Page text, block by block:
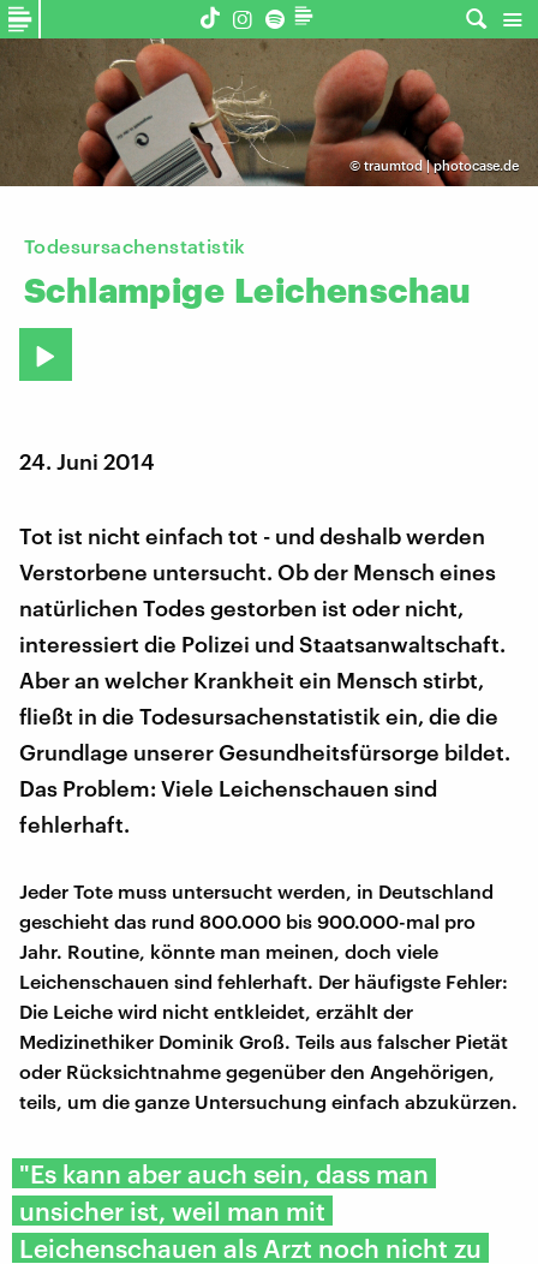
©traumtod | photocase.de
Todesursachenstatistik
Schlampige Leichenschau
24. Juni 2014
Tot ist nicht einfach tot - und deshalb werden
Verstorbene untersucht. Ob der Mensch eines
natürlichen Todes gestorben ist oder nicht,
interessiert die Polizei und Staatsanwaltschaft.
Aber an welcher Krankheit ein Mensch stirbt,
fließt in die Todesursachenstatistik ein, die die
Grundlage unserer Gesundheitsfürsorge bildet.
Das Problem: Viele Leichenschauen sind
fehlerhaft.
Jeder Tote muss untersucht werden, in Deutschland
geschieht das rund 800.000 bis 900.000-mal pro
Jahr. Routine, könnte man meinen, doch viele
Leichenschauen sind fehlerhaft. Der häufigste Fehler:
Die Leiche wird nicht entkleidet, erzählt der
Medizinethiker Dominik Groß. Teils aus falscher Pietät
oder Rücksichtnahme gegenüber den Angehörigen,
teils, um die ganze Untersuchung einfach abzukürzen.
"Es kann aber auch sein, dass man
unsicher ist, weil man mit
Leichenschauen als Arzt noch nicht zu